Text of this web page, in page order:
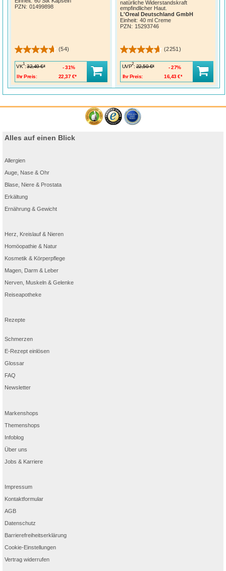
PZN: 01499898
(54)
VK
1
: 32,49 €*
Ihr Preis:
22,37 €*
31%
natürliche Widerstandskraft
empfindlicher Haut.
L'Oreal Deutschland GmbH
Einheit: 40 ml Creme
PZN : 15293746
(2251)
UVP
2
: 22,50 €*
Ihr Preis:
16,43 €*
27%
Alles auf einen Blick
Allergien
Auge, Nase & Ohr
Blase, Niere & Prostata
Erkältung
Ernährung & Gewicht
Herz, Kreislauf & Nieren
Homöopathie & Natur
Kosmetik & Körperpflege
Magen, Darm & Leber
Nerven, Muskeln & Gelenke
Reiseapotheke
Rezepte
Schmerzen
E-Rezept einlösen
Glossar
FAQ
Newsletter
Markenshops
Themenshops
Infoblog
Über uns
Jobs & Karriere
Impressum
Kontaktformular
AGB
Datenschutz
Barrierefreiheitserklärung
Cookie-Einstellungen
Vertrag widerrufen